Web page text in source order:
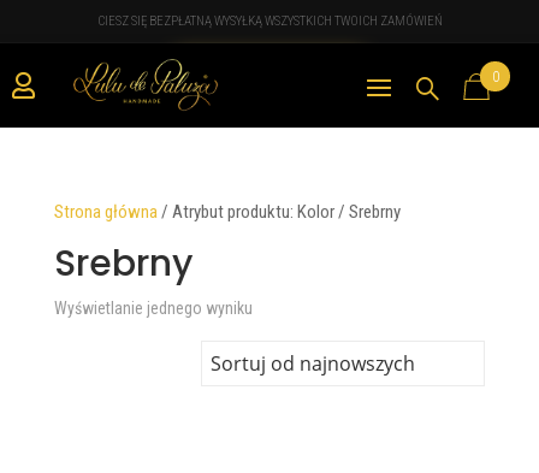
CIESZ SIĘ BEZPŁATNĄ WYSYŁKĄ WSZYSTKICH TWOICH ZAMÓWIEŃ
 0
Strona główna/ Atrybut produktu: Kolor/ Srebrny
Srebrny
Wyświetlanie jednego wyniku